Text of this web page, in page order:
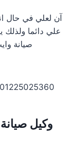
آن لعلي في حال
علي دائما ولذلك
صيانة
وكيل